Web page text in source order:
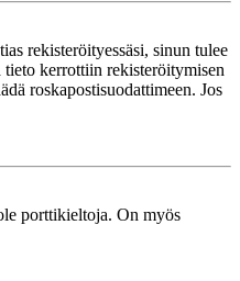
rekisteröityessäsi, sinun tulee
kerrottiin rekisteröitymisen
roskapostisuodattimeen. Jos
porttikieltoja. On myös